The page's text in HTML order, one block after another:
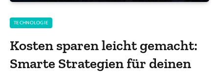
TECHNOLOGIE
Kosten sparen leicht gemacht:
Smarte Strategien für deinen